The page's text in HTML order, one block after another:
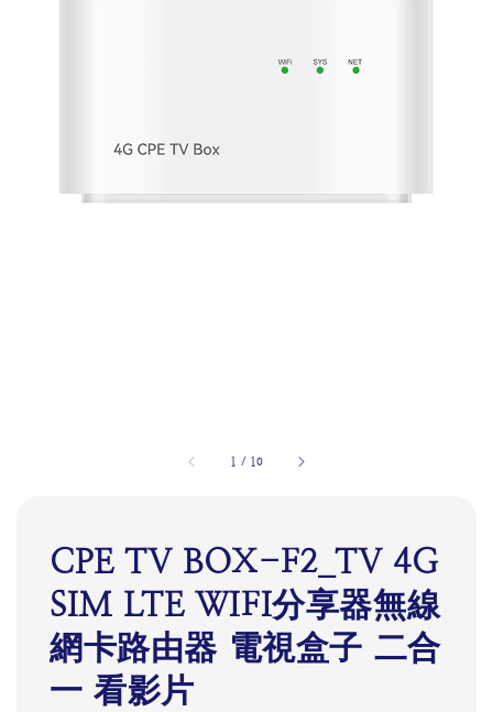
1 / 10
CPE TV BOX-F2_TV 4G
SIM LTE WIFI分享器無線
網卡路由器 電視盒子 二合
一 看影片